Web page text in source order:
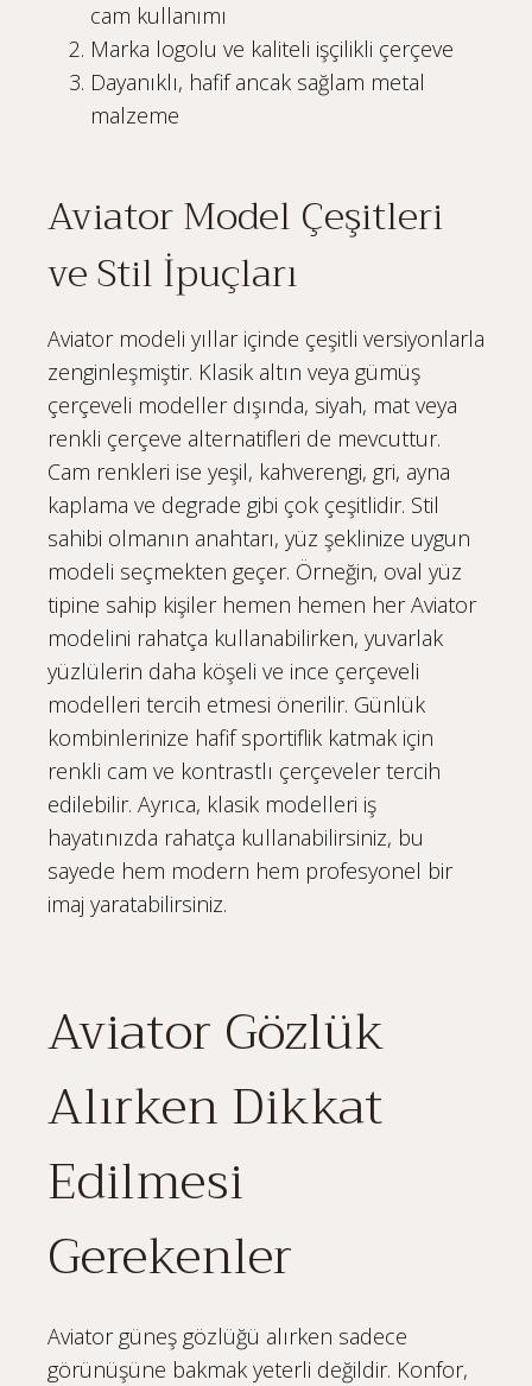
cam kullanımı
Marka logolu ve kaliteli işçilikli çerçeve
Dayanıklı, hafif ancak sağlam metal
malzeme
Aviator Model Çeşitleri
ve Stil İpuçları
Aviator modeli yıllar içinde çeşitli versiyonlarla
zenginleşmiştir. Klasik altın veya gümüş
çerçeveli modeller dışında, siyah, mat veya
renkli çerçeve alternatifleri de mevcuttur.
Cam renkleri ise yeşil, kahverengi, gri, ayna
kaplama ve degrade gibi çok çeşitlidir. Stil
sahibi olmanın anahtarı, yüz şeklinize uygun
modeli seçmekten geçer. Örneğin, oval yüz
tipine sahip kişiler hemen hemen her Aviator
modelini rahatça kullanabilirken, yuvarlak
yüzlülerin daha köşeli ve ince çerçeveli
modelleri tercih etmesi önerilir. Günlük
kombinlerinize hafif sportiflik katmak için
renkli cam ve kontrastlı çerçeveler tercih
edilebilir. Ayrıca, klasik modelleri iş
hayatınızda rahatça kullanabilirsiniz, bu
sayede hem modern hem profesyonel bir
imaj yaratabilirsiniz.
Aviator Gözlük
Alırken Dikkat
Edilmesi
Gerekenler
Aviator güneş gözlüğü alırken sadece
görünüşüne bakmak yeterli değildir. Konfor,